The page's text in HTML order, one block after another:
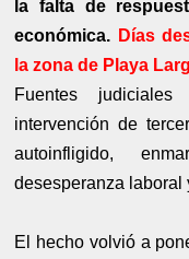
la falta de
económica. Días
la zona de Playa
Fuentes
intervención de
autoinfligido,
desesperanza laboral
El hecho volvió a